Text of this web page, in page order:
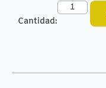
Cantidad: